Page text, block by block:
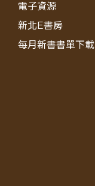
電子資源
新北E書房
每月新書書單下載